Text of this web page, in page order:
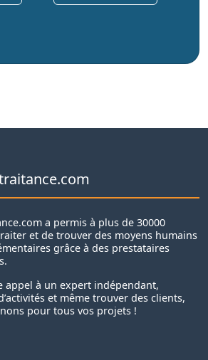
a permis à plus de 30000
et de trouver des moyens humains
grâce à des prestataires
appel à un expert indépendant,
et même trouver des clients,
pour tous vos projets !